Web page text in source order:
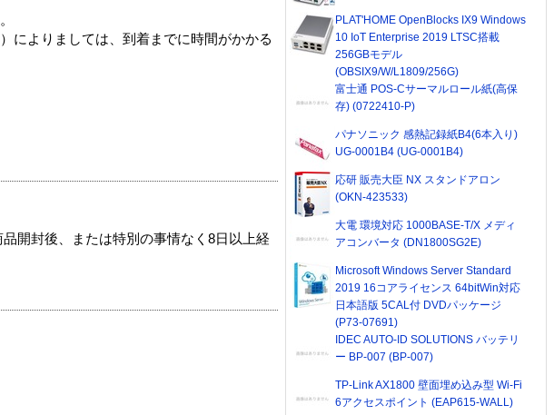
によりましては、到着までに時間がかかる
開封後、または特別の事情なく8日以上経
PLAT'HOME OpenBlocks IX9 Windows
10 IoT Enterprise 2019 LTSC搭載
256GBモデル
(OBSIX9/W/L1809/256G)
富士通 POS-Cサーマルロール紙(高保
存) (0722410-P)
パナソニック 感熱記録紙B4(6本入り)
UG-0001B4 (UG-0001B4)
応研 販売大臣 NX スタンドアロン
(OKN-423533)
大電 環境対応 1000BASE-T/X メディ
アコンバータ (DN1800SG2E)
Microsoft Windows Server Standard
2019 16コアライセンス 64bitWin対応
日本語版 5CAL付 DVDパッケージ
(P73-07691)
IDEC AUTO-ID SOLUTIONS バッテリ
ー BP-007 (BP-007)
TP-Link AX1800 壁面埋め込み型 Wi-Fi
6アクセスポイント (EAP615-WALL)